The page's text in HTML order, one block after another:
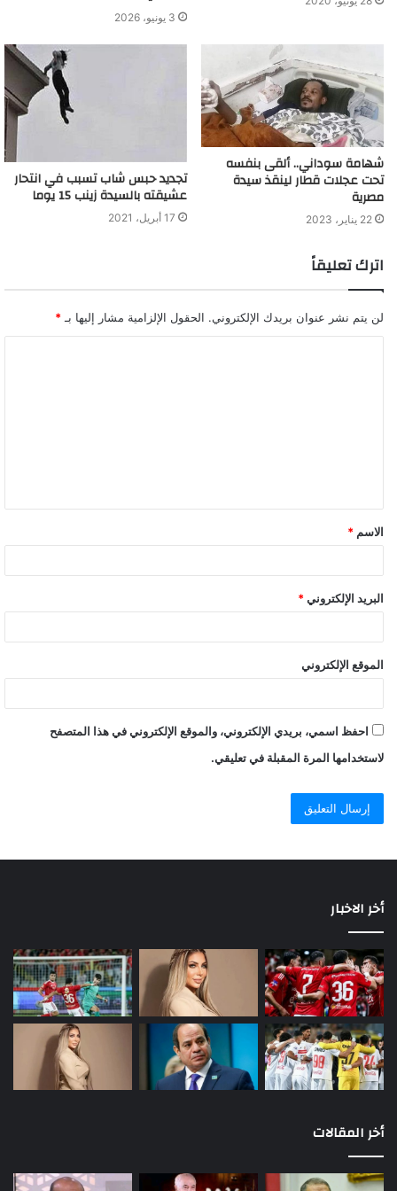
يروج المخدرات للسيطرة على القاصرات وإفساد طلبة
3 يونيو، 2026
شهامة سوداني.. ألقى بنفسه
تحت عجلات قطار لينقذ سيدة
مصرية
22 يناير، 2023
تجديد حبس شاب تسبب في انتحار
عشيقته بالسيدة زينب 15 يوما
17 أبريل، 2021
اترك تعليقاً
لن يتم نشر عنوان بريدك الإلكتروني. الحقول الإلزامية مشار إليها بـ *
الاسم *
البريد الإلكتروني *
الموقع الإلكتروني
احفظ اسمي، بريدي الإلكتروني، والموقع الإلكتروني في هذا المتصفح
لاستخدامها المرة المقبلة في تعليقي.
أخر الاخبار
أخر المقالات